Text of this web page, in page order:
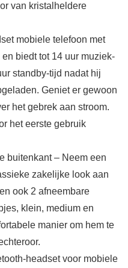
van kristalheldere
mobiele telefoon met
biedt tot 14 uur muziek-
standby-tijd nadat hij
Geniet er gewoon
het gebrek aan stroom.
het eerste gebruik
buitenkant – Neem een
zakelijke look aan
ook 2 afneembare
klein, medium en
manier om hem te
headset voor mobiele